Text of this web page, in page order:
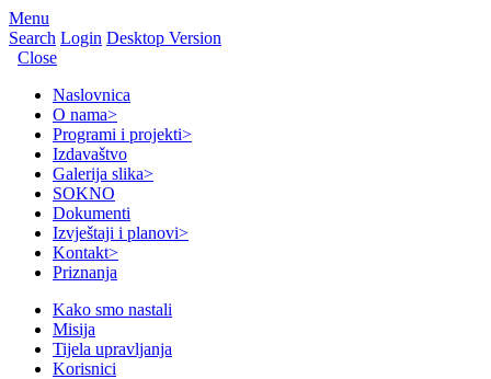
Menu
Search Login Desktop Version
Close
Naslovnica
O nama>
Programi i projekti>
Izdavaštvo
Galerija slika>
SOKNO
Dokumenti
Izvještaji i planovi>
Kontakt>
Priznanja
Kako smo nastali
Misija
Tijela upravljanja
Korisnici